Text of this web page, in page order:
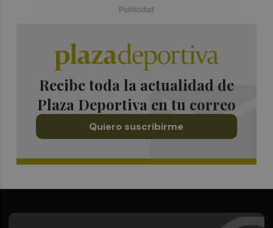
Recibe toda la actualidad de
Plaza Deportiva en tu correo
Quiero suscribirme